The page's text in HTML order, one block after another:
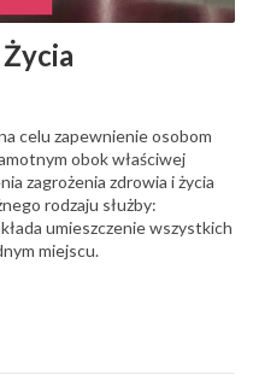
celu zapewnienie osobom
obok właściwej
zagrożenia zdrowia i życia
rodzaju służby:
umieszczenie wszystkich
miejscu.